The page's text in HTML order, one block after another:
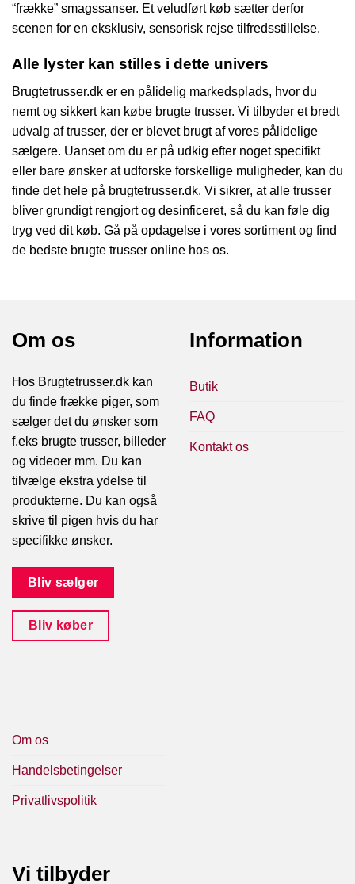
“frække” smagssanser. Et veludført køb sætter derfor
scenen for en eksklusiv, sensorisk rejse tilfredsstillelse.
Alle lyster kan stilles i dette univers
Brugtetrusser.dk er en pålidelig markedsplads, hvor du
nemt og sikkert kan købe brugte trusser. Vi tilbyder et bredt
udvalg af trusser, der er blevet brugt af vores pålidelige
sælgere. Uanset om du er på udkig efter noget specifikt
eller bare ønsker at udforske forskellige muligheder, kan du
finde det hele på brugtetrusser.dk. Vi sikrer, at alle trusser
bliver grundigt rengjort og desinficeret, så du kan føle dig
tryg ved dit køb. Gå på opdagelse i vores sortiment og find
de bedste brugte trusser online hos os.
Om os
Hos Brugtetrusser.dk kan
du finde frække piger, som
sælger det du ønsker som
f.eks brugte trusser, billeder
og videoer mm. Du kan
tilvælge ekstra ydelse til
produkterne. Du kan også
skrive til pigen hvis du har
specifikke ønsker.
Bliv sælger
Bliv køber
Information
Butik
FAQ
Kontakt os
Om os
Handelsbetingelser
Privatlivspolitik
Vi tilbyder